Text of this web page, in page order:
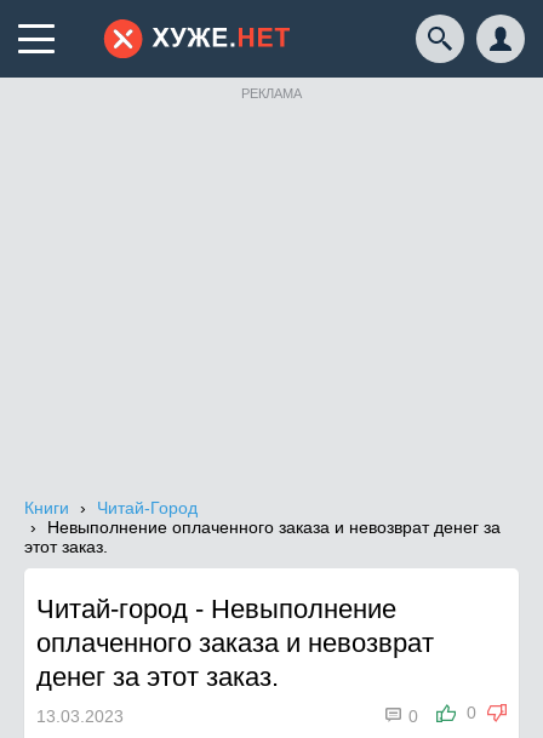
РЕКЛАМА
Книги
Читай-Город
Невыполнение оплаченного заказа и невозврат денег за
этот заказ.
Читай-город - Невыполнение
оплаченного заказа и невозврат
денег за этот заказ.
0
 0
13.03.2023